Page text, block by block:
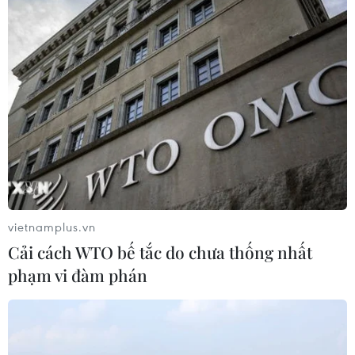
Kim ngạch thương mại
song phương giữa hai nước Việt Nam
và Thái Lan
06/08/2026 06:24
Chủ động nguồn điện phục vụ Hội
nghị cấp cao APEC 2027
06/08/2026 04:31
Doanh nghiệp Trung Quốc đánh giá
cao triển vọng hợp tác cơ giới hóa
nông nghiệp với Việt Nam
vietnamplus.vn
Cải cách WTO bế tắc do chưa thống nhất
phạm vi đàm phán